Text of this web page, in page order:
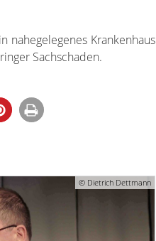
nahegelegenes Krankenhaus
Sachschaden.
© Dietrich Dettmann